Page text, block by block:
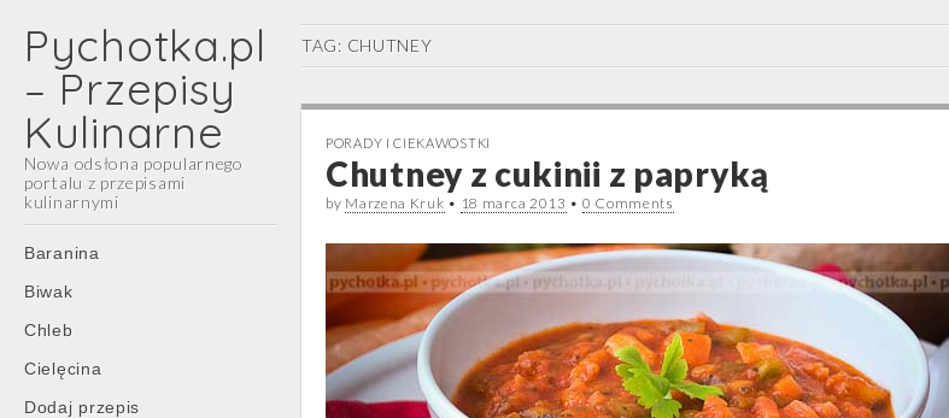
Pychotka.pl
– Przepisy
Kulinarne
Nowa odsłona popularnego
portalu z przepisami
kulinarnymi
Main
menu
Skip
content
Baranina
Biwak
Chleb
Cielęcina
Dodaj przepis
TAG: CHUTNEY
PORADY I CIEKAWOSTKI
Chutney z cukinii z papryką
by Marzena Kruk • 18 marca 2013 • 0 Comments